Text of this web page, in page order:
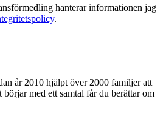
hanterar informationen jag
.
år 2010 hjälpt över 2000 familjer att
med ett samtal får du berättar om